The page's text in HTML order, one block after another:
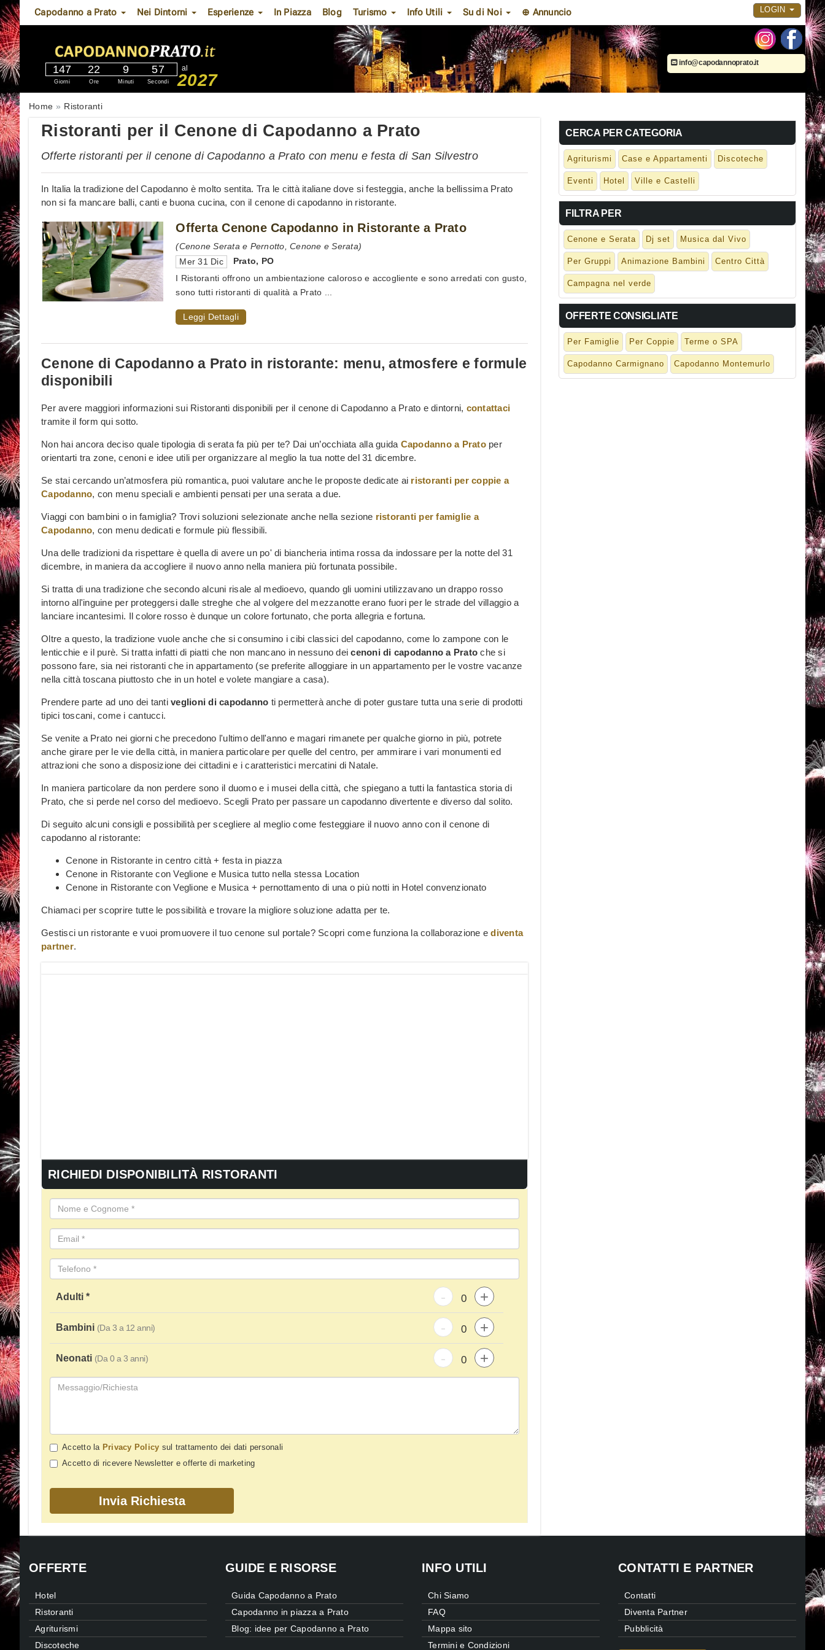
Capodanno a Prato Nei Dintorni Esperienze In Piazza Blog Turismo Info Utili Su di Noi ⊕ Annuncio LOGIN
147
Giorni
22
Ore
9
Minuti
56
Secondi
al
2027
info@capodannoprato.it
Home Ristoranti
Ristoranti per il Cenone di Capodanno a Prato
Offerte ristoranti per il cenone di Capodanno a Prato con menu e festa di San Silvestro
In Italia la tradizione del Capodanno è molto sentita. Tra le città italiane dove si festeggia, anche la bellissima Prato
non si fa mancare balli, canti e buona cucina, con il cenone di capodanno in ristorante.
Offerta Cenone Capodanno in Ristorante a Prato
(Cenone Serata e Pernotto, Cenone e Serata)
Mer 31 Dic
Prato, PO
I Ristoranti offrono un ambientazione caloroso e accogliente e sono arredati con gusto,
sono tutti ristoranti di qualità a Prato ...
Leggi Dettagli
Cenone di Capodanno a Prato in ristorante: menu, atmosfere e formule
disponibili
Per avere maggiori informazioni sui Ristoranti disponibili per il cenone di Capodanno a Prato e dintorni, contattaci
tramite il form qui sotto.
Non hai ancora deciso quale tipologia di serata fa più per te? Dai un’occhiata alla guida Capodanno a Pratoper
orientarti tra zone, cenoni e idee utili per organizzare al meglio la tua notte del 31 dicembre.
Se stai cercando un’atmosfera più romantica, puoi valutare anche le proposte dedicate ai ristoranti per coppie a
Capodanno, con menu speciali e ambienti pensati per una serata a due.
Viaggi con bambini o in famiglia? Trovi soluzioni selezionate anche nella sezione ristoranti per famiglie a
Capodanno, con menu dedicati e formule più flessibili.
Una delle tradizioni da rispettare è quella di avere un po' di biancheria intima rossa da indossare per la notte del 31
dicembre, in maniera da accogliere il nuovo anno nella maniera più fortunata possibile.
Si tratta di una tradizione che secondo alcuni risale al medioevo, quando gli uomini utilizzavano un drappo rosso
intorno all'inguine per proteggersi dalle streghe che al volgere del mezzanotte erano fuori per le strade del villaggio a
lanciare incantesimi. Il colore rosso è dunque un colore fortunato, che porta allegria e fortuna.
Oltre a questo, la tradizione vuole anche che si consumino i cibi classici del capodanno, come lo zampone con le
lenticchie e il purè. Si tratta infatti di piatti che non mancano in nessuno deicenoni di capodanno a Prato che si
possono fare, sia nei ristoranti che in appartamento (se preferite alloggiare in un appartamento per le vostre vacanze
nella città toscana piuttosto che in un hotel e volete mangiare a casa).
Prendere parte ad uno dei tanti veglioni di capodanno ti permetterà anche di poter gustare tutta una serie di prodotti
tipici toscani, come i cantucci.
Se venite a Prato nei giorni che precedono l'ultimo dell'anno e magari rimanete per qualche giorno in più, potrete
anche girare per le vie della città, in maniera particolare per quelle del centro, per ammirare i vari monumenti ed
attrazioni che sono a disposizione dei cittadini e i caratteristici mercatini di Natale.
In maniera particolare da non perdere sono il duomo e i musei della città, che spiegano a tutti la fantastica storia di
Prato, che si perde nel corso del medioevo. Scegli Prato per passare un capodanno divertente e diverso dal solito.
Di seguito alcuni consigli e possibilità per scegliere al meglio come festeggiare il nuovo anno con il cenone di
capodanno al ristorante:
Cenone in Ristorante in centro città + festa in piazza
Cenone in Ristorante con Veglione e Musica tutto nella stessa Location
Cenone in Ristorante con Veglione e Musica + pernottamento di una o più notti in Hotel convenzionato
Chiamaci per scoprire tutte le possibilità e trovare la migliore soluzione adatta per te.
Gestisci un ristorante e vuoi promuovere il tuo cenone sul portale? Scopri come funziona la collaborazione ediventa
partner.
RICHIEDI DISPONIBILITÀ RISTORANTI
Adulti * - +
Bambini (Da 3 a 12 anni) - +
Neonati (Da 0 a 3 anni) - +
Accetto la Privacy Policy sul trattamento dei dati personali
Accetto di ricevere Newsletter e offerte di marketing
CERCA PER CATEGORIA
Agriturismi Case e Appartamenti Discoteche
Eventi Hotel Ville e Castelli
FILTRA PER
Cenone e Serata Dj set Musica dal Vivo
Per Gruppi Animazione Bambini Centro Città
Campagna nel verde
OFFERTE CONSIGLIATE
Per Famiglie Per Coppie Terme o SPA
Capodanno Carmignano Capodanno Montemurlo
OFFERTE
Hotel
Ristoranti
Agriturismi
Discoteche
GUIDE E RISORSE
Guida Capodanno a Prato
Capodanno in piazza a Prato
Blog: idee per Capodanno a Prato
INFO UTILI
Chi Siamo
FAQ
Mappa sito
Termini e Condizioni
CONTATTI E PARTNER
Contatti
Diventa Partner
Pubblicità